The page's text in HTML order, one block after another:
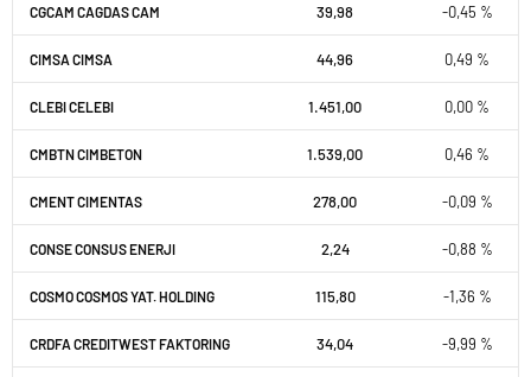
CGCAM CAGDAS CAM 39,98 -0,45 %
CIMSA CIMSA 44,96 0,49 %
CLEBI CELEBI 1.451,00 0,00 %
CMBTN CIMBETON 1.539,00 0,46 %
CMENT CIMENTAS 278,00 -0,09 %
CONSE CONSUS ENERJI 2,24 -0,88 %
COSMO COSMOS YAT. HOLDING 115,80 -1,36 %
CRDFA CREDITWEST FAKTORING 34,04 -9,99 %